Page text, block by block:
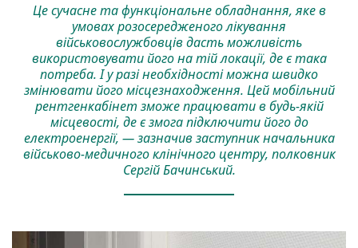
Це сучасне та функціональне обладнання, яке в
умовах розосередженого лікування
військовослужбовців дасть можливість
використовувати його на тій локації, де є така
потреба. І у разі необхідності можна швидко
змінювати його місцезнаходження. Цей мобільний
рентгенкабінет зможе працювати в будь-якій
місцевості, де є змога підключити його до
електроенергії, — зазначив заступник начальника
військово-медичного клінічного центру, полковник
Сергій Бачинський.